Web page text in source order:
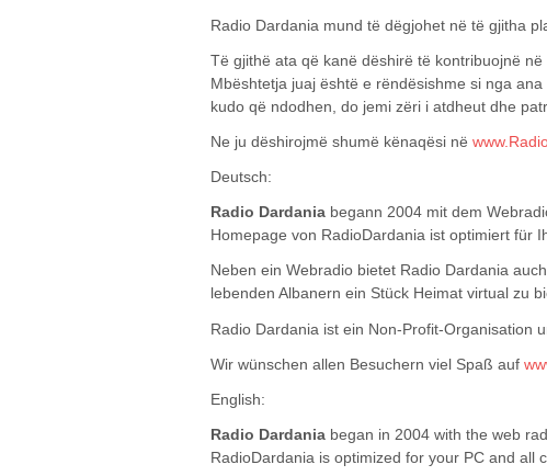
Radio Dardania mund të dëgjohet në të gjitha
Të gjithë ata që kanë dëshirë të kontribuojnë
Mbështetja juaj është e rëndësishme si nga
kudo që ndodhen, do jemi zëri i atdheut dhe
Ne ju dëshirojmë shumë kënaqësi në
Deutsch:
Radio Dardania begann 2004 mit dem
Homepage von RadioDardania ist optimiert für
Neben ein Webradio bietet Radio Dardania
lebenden Albanern ein Stück Heimat virtual zu
Radio Dardania ist ein Non-Profit-Organisation
Wir wünschen allen Besuchern viel Spaß auf
English:
Radio Dardania began in 2004 with the web
RadioDardania is optimized for your PC and all